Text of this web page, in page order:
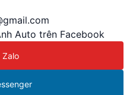
Auto trên Facebook
Zalo